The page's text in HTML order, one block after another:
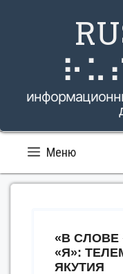
Меню
«В
«Я»:
ЯКУТИЯ